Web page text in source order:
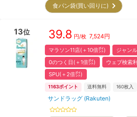
食パン袋(買い回りに)
13位 39.8 円/枚 7,524円
マラソン11店(＋10倍㌽)
ジャン
0のつく日(＋1倍㌽)
ウェブ検索
SPU(＋2倍㌽)
1163ポイント 送料無料 160枚入
サンドラッグ (Rakuten)